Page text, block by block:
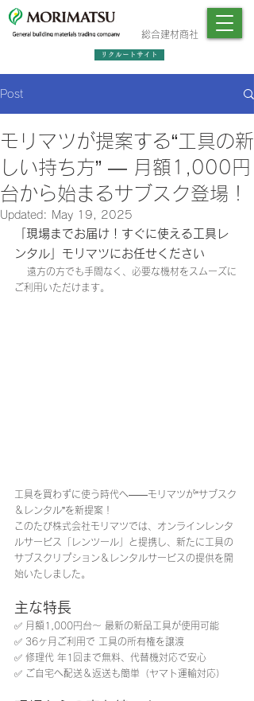
総合建材商社
リクルートサイト
Post
モリマツが提案する“工具の新
しい持ち方” — 月額1,000円
台から始まるサブスク登場！
Updated: May 19, 2025
「現場までお届け！すぐに使える工具レ
ンタル」モリマツにお任せください
遠方の方でも手間なく、必要な機材をスムーズに
ご利用いただけます。
工具を買わずに使う時代へ——モリマツが“サブスク
＆レンタル”を新提案！
このたび株式会社モリマツでは、オンラインレンタ
ルサービス「レンツール」と提携し、新たに工具の
サブスクリプション＆レンタルサービスの提供を開
始いたしました。
主な特長
✅ 月額1,000円台～ 最新の新品工具が使用可能
✅ 36ヶ月ご利用で 工具の所有権を譲渡
✅ 修理代 年1回まで無料、代替機対応で安心
✅ ご自宅へ配送＆返送も簡単（ヤマト運輸対応）